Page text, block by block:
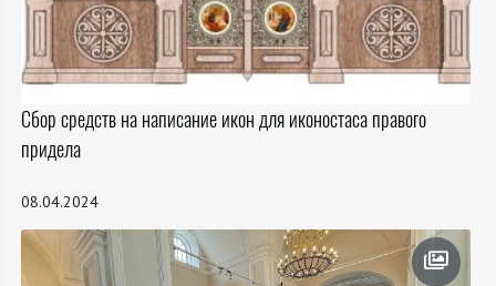
Сбор средств на написание икон для иконостаса правого
придела
08.04.2024